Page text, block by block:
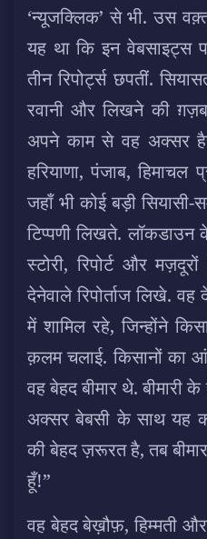
‘न्यूजक्लिक’ से भी. उस
यह था कि इन वेबसाइट्स
तीन रिपोर्ट्स छपतीं.
रवानी और लिखने की
अपने काम से वह अक्सर
हरियाणा, पंजाब,
जहाँ भी कोई बड़ी सियासी-
टिप्पणी लिखते. लॉकडाउन
स्टोरी, रिपोर्ट और
देनेवाले रिपोर्ताज लिखे.
में शामिल रहे, जिन्होंने
क़लम चलाई. किसानों का
वह बेहद बीमार थे.
अक्सर बेबसी के साथ यह
की बेहद ज़रूरत है, तब
हूँ!”
वह बेहद बेख़ौफ़, हिम्मती